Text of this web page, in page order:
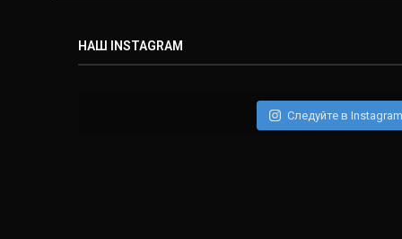
НАШ INSTAGRAM
Следуйте в